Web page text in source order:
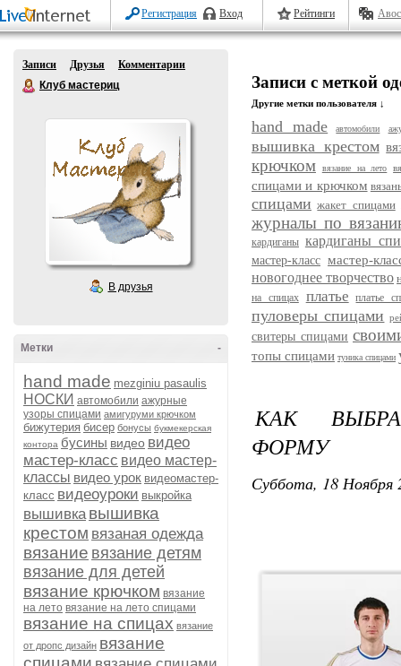
Регистрация Вход Рейтинги
Записи Друзья
Комментарии
Клуб мастериц
В друзья
-
Метки
hand made mezginiu pasaulis
НОСКИ автомобили ажурные
узоры спицами амигуруми крючком
бижутерия бисер бонусы букмекерская
контора бусины видео видео
мастер-класс видео мастер-
классы видео урок видеомастер-
класс видеоуроки выкройка
вышивка вышивка
крестом вязаная одежда
вязание вязание детям
вязание для детей
вязание крючком вязание
на лето вязание на лето спицами
вязание на спицах вязание
от дропс дизайн вязание
Записи с меткой
Другие метки пользователя ↓
hand made автомобили
вышивка крестом
крючком вязание на лето
спицами и крючком
спицами жакет спицами
журналы по
кардиганы кардиганы
мастер-класс мастер-
новогоднее творчество
на спицах платье платье
пуловеры спицами
свитеры спицами
топы спицами туника спицами
КАК
ФОРМУ
Суббота, 18 Ноября